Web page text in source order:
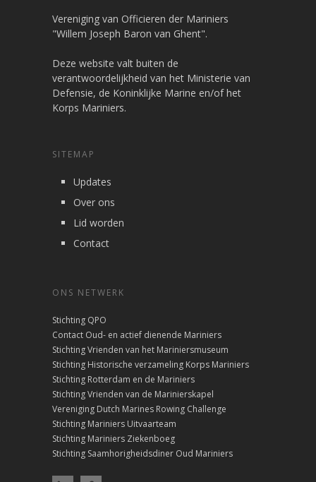
Vereniging van Officieren der Mariniers
"Willem Joseph Baron van Ghent".
Deze website valt buiten de
verantwoordelijkheid van het Ministerie van
Defensie, de Koninklijke Marine en/of het
Korps Mariniers.
SITEMAP
Updates
Over ons
Lid worden
Contact
ONS NETWERK
Stichting QPO
Contact Oud- en actief dienende Mariniers
Stichting Vrienden van het Mariniersmuseum
Stichting Historische verzameling Korps Mariniers
Stichting Rotterdam en de Mariniers
Stichting Vrienden van de Marinierskapel
Vereniging Dutch Marines Rowing Challenge
Stichting Mariniers Uitvaarteam
Stichting Mariniers Ziekenboeg
Stichting Saamhorigheidsdiner Oud Mariniers